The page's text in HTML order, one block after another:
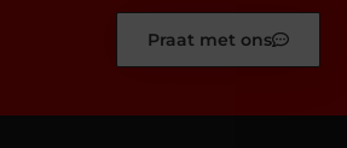
Praat met ons